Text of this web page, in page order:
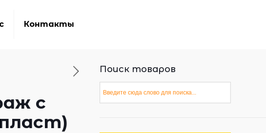
Контакты
с
Поиск товаров